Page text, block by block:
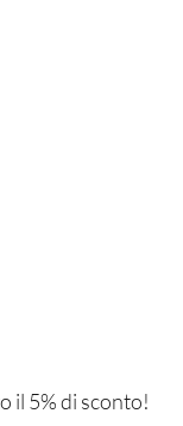
il 5% di sconto!